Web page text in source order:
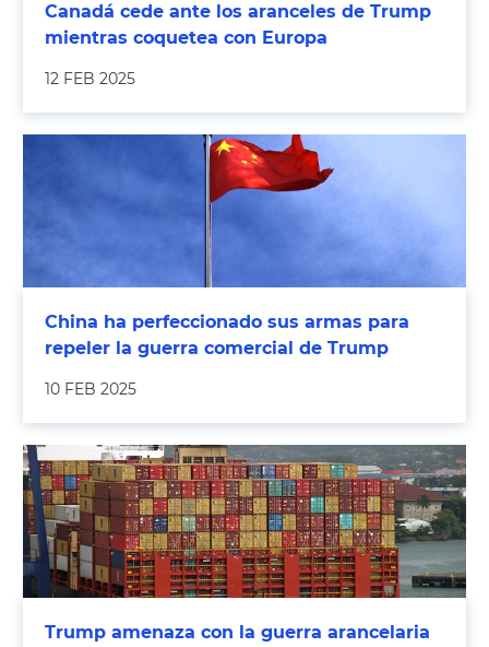
Canadá cede ante los aranceles de Trump
mientras coquetea con Europa
12 FEB 2025
China ha perfeccionado sus armas para
repeler la guerra comercial de Trump
10 FEB 2025
Trump amenaza con la guerra arancelaria